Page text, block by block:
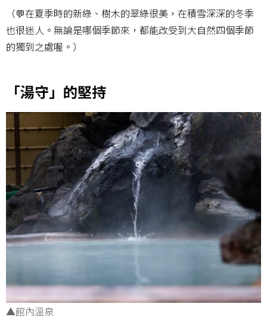
（💬在夏季時的新綠、樹木的翠綠很美，在積雪深深的冬季
也很迷人。無論是哪個季節來，都能改受到大自然四個季節
的獨到之處喔。）
「湯守」的堅持
▲館內溫泉